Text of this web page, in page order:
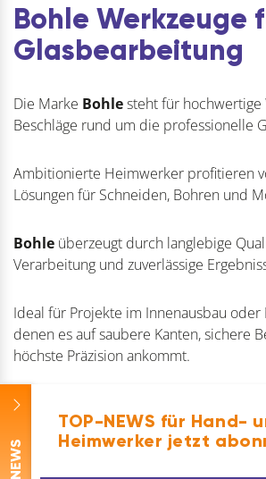
Bohle Werkzeuge
Glasbearbeitung
Die Marke Bohlesteht für hochwertige
Beschläge rund um die professionelle
Ambitionierte Heimwerker profitieren
Lösungen für Schneiden, Bohren und
Bohle überzeugt durch langlebige
Verarbeitung und zuverlässige
Ideal für Projekte im Innenausbau
denen es auf saubere Kanten, sichere
höchste Präzision ankommt.
-NEWS
TOP-NEWS für Hand-
Heimwerker jetzt